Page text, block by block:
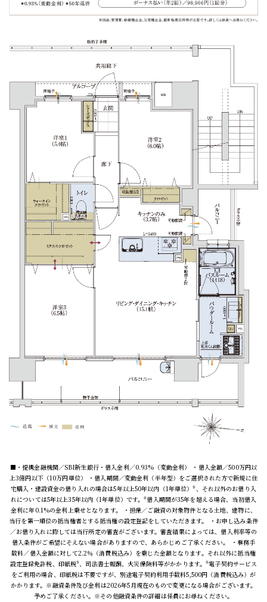
■・提携金融機関／SBI新生銀行・借入金利／0.93%（変動金利） ・借入金額／500万円以
上3億円以下（10万円単位） ・借入期間／変動金利（半年型）をご選択された方で新規に住
宅購入・建設資金の借り入れの場合は5年以上50年以内（1年単位）*、それ以外のお借り入
れについては5年以上35年以内（1年単位）です。*借入期間が35年を超える場合、当初借入
金利に年0.1%の金利上乗せとなります。 ・担保／ご融資の対象物件となる土地、建物に、
当行を第一順位の抵当権者とする抵当権の設定登記をしていただきます。 ・お申し込み条件
／お借り入れに際しては当行所定の審査がございます。審査結果によっては、借入利率等の
借入条件がご希望にそえない場合がありますので、あらかじめご了承ください。 ・事務手
数料／借入金額に対して2.2％（消費税込み）を乗じた金額となります。それ以外に抵当権
設定登録免許税、印紙税*、司法書士報酬、火災保険料等がかかります。*電子契約サービス
をご利用の場合、印紙税は不要ですが、別途電子契約利用手数料5,500円（消費税込み）が
かかります。※融資条件及び金利は2026年5月現在のもので変更になる場合がございます。
予めご了承ください。※その他融資条件の詳細は係員にお尋ねください。